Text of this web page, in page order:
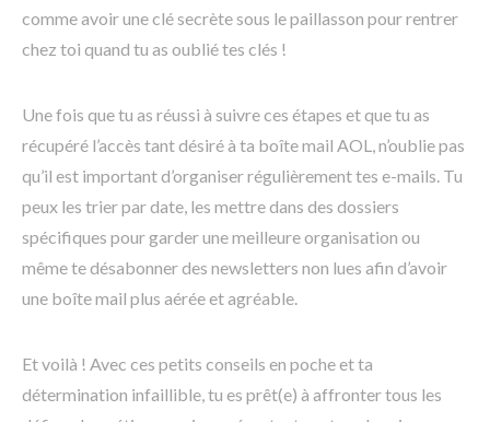
comme avoir une clé secrète sous le paillasson pour rentrer
chez toi quand tu as oublié tes clés !
Une fois que tu as réussi à suivre ces étapes et que tu as
récupéré l’accès tant désiré à ta boîte mail AOL, n’oublie pas
qu’il est important d’organiser régulièrement tes e-mails. Tu
peux les trier par date, les mettre dans des dossiers
spécifiques pour garder une meilleure organisation ou
même te désabonner des newsletters non lues afin d’avoir
une boîte mail plus aérée et agréable.
Et voilà ! Avec ces petits conseils en poche et ta
détermination infaillible, tu es prêt(e) à affronter tous les